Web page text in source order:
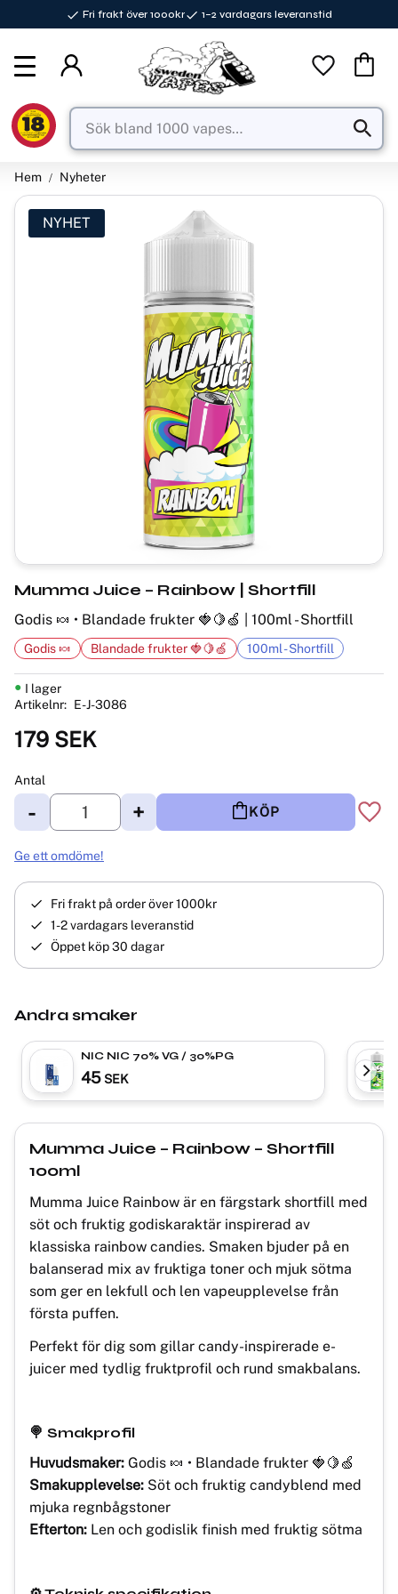
Fri frakt över 1000kr 1–2 vardagars leveranstid
Favoriter
Hem Nyheter
NYHET
Mumma Juice – Rainbow | Shortfill
Godis 🍬 • Blandade frukter 🍓🍋🍏 | 100ml - Shortfill
179 SEK
Antal
+
- KÖP
I lager
Artikelnr
E-J-3086
Godis 🍬 Blandade frukter 🍓🍋🍏 100ml - Shortfill
Ge ett omdöme!
Fri frakt på order över 1000kr
1-2 vardagars leveranstid
Öppet köp 30 dagar
Andra smaker
NIC NIC 70% VG / 30%PG
45 SEK
Mumma Juice – Rainbow – Shortfill
100ml
Mumma Juice Rainbow är en färgstark shortfill med
söt och fruktig godiskaraktär inspirerad av
klassiska rainbow candies. Smaken bjuder på en
balanserad mix av fruktiga toner och mjuk sötma
som ger en lekfull och len vapeupplevelse från
första puffen.
Perfekt för dig som gillar candy-inspirerade e-
juicer med tydlig fruktprofil och rund smakbalans.
🍭 Smakprofil
Huvudsmaker: Godis 🍬 • Blandade frukter 🍓🍋🍏
Smakupplevelse: Söt och fruktig candyblend med
mjuka regnbågstoner
Efterton: Len och godislik finish med fruktig sötma